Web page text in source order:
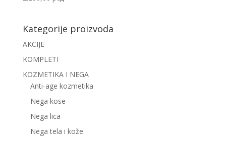
Kategorije proizvoda
AKCIJE
KOMPLETI
KOZMETIKA I NEGA
Anti-age kozmetika
Nega kose
Nega lica
Nega tela i kože